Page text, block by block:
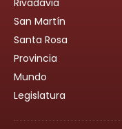
San Martín
Santa Rosa
Provincia
Mundo
Legislatura